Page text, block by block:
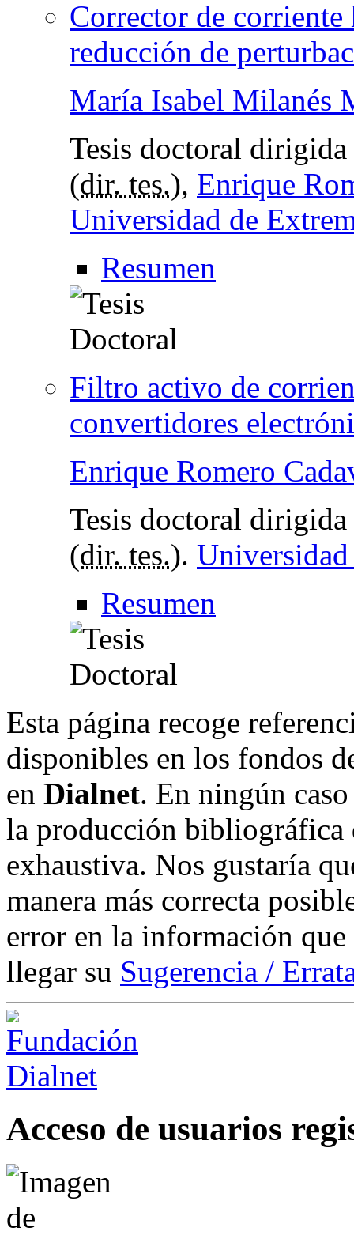
Corrector de
reducción de
María Isabel Milanés
Tesis doctoral
(dir. tes.), Enrique
Universidad de
Resumen
Filtro activo de
convertidores
Enrique Romero
Tesis doctoral
(dir. tes.).
Resumen
Esta página recoge
disponibles en los fondos
en Dialnet. En ningún
la producción bibliográfica
exhaustiva. Nos gustaría
manera más correcta
error en la información
llegar su Sugerencia /
Acceso de usuarios